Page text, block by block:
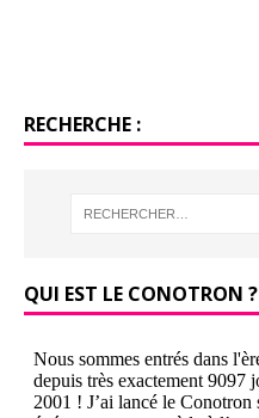
RECHERCHE :
QUI EST LE CONOTRON ?